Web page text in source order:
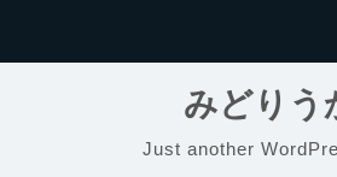
みどりう
Just another